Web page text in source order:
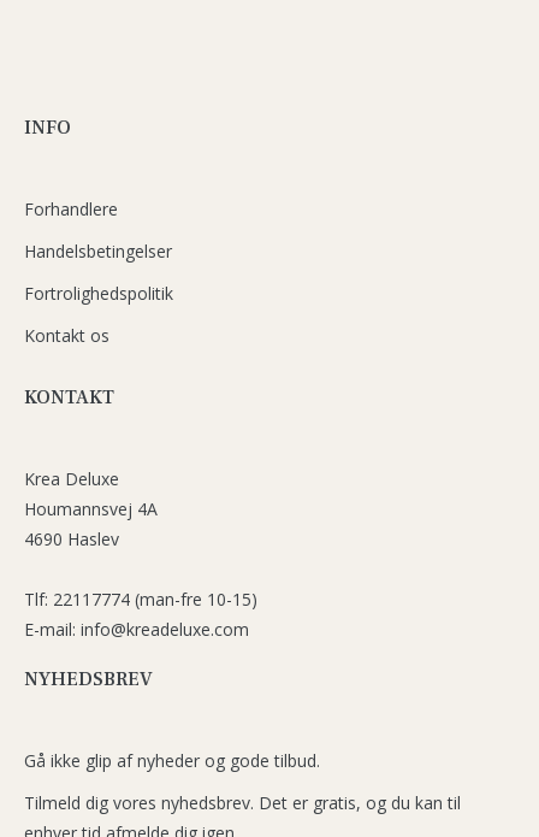
INFO
Forhandlere
Handelsbetingelser
Fortrolighedspolitik
Kontakt os
KONTAKT
Krea Deluxe
Houmannsvej 4A
4690 Haslev
Tlf: 22117774 (man-fre 10-15)
E-mail: info@kreadeluxe.com
NYHEDSBREV
Gå ikke glip af nyheder og gode tilbud.
Tilmeld dig vores nyhedsbrev. Det er gratis, og du kan til